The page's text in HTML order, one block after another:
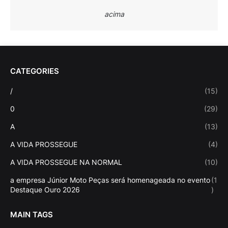
acima
CATEGORIES
/ (15)
0 (29)
A (13)
A VIDA PROSSEGUE (4)
A VIDA PROSSEGUE NA NORMAL (10)
a empresa Júnior Moto Peças será homenageada no evento
Destaque Ouro 2026
(1
)
MAIN TAGS